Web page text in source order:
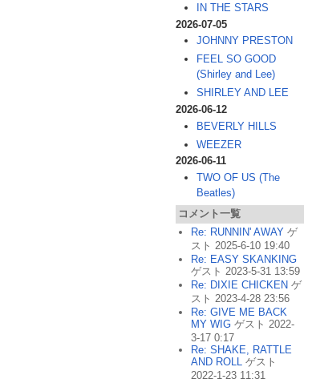
IN THE STARS
2026-07-05
JOHNNY PRESTON
FEEL SO GOOD
(Shirley and Lee)
SHIRLEY AND LEE
2026-06-12
BEVERLY HILLS
WEEZER
2026-06-11
TWO OF US (The
Beatles)
コメント一覧
Re: RUNNIN' AWAY ゲ
スト 2025-6-10 19:40
Re: EASY SKANKING
ゲスト 2023-5-31 13:59
Re: DIXIE CHICKEN ゲ
スト 2023-4-28 23:56
Re: GIVE ME BACK
MY WIG ゲスト 2022-
3-17 0:17
Re: SHAKE, RATTLE
AND ROLL ゲスト
2022-1-23 11:31